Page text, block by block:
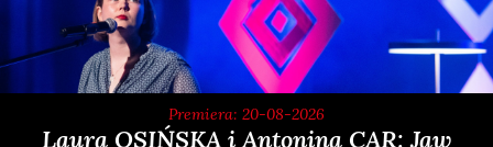
Premiera: 20-08-2026
Laura OSIŃSKA i Antonina CAR: Jaw